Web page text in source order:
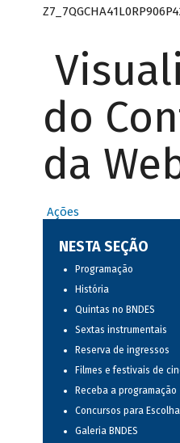
do
da
Ações
NESTA SEÇÃO
Programação
História
Quintas no BNDES
Sextas instrumentais
Reserva de ingressos
Filmes e festivais de
Receba a programação
Concursos para
Galeria BNDES